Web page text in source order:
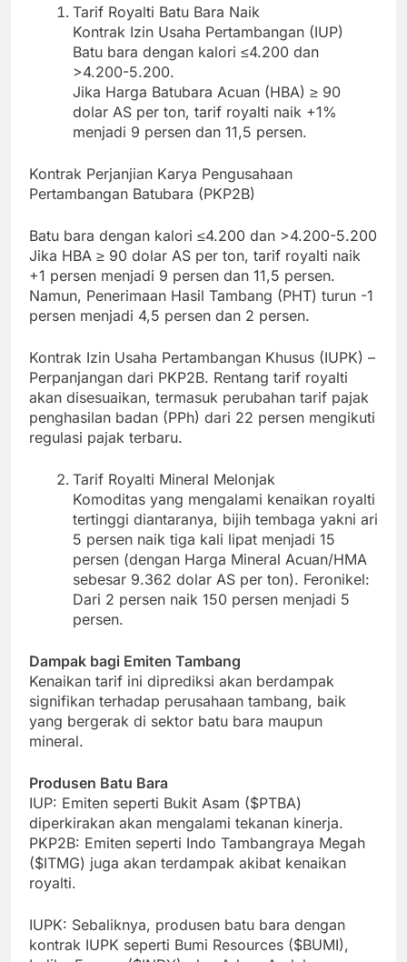
Tarif Royalti Batu Bara Naik
Kontrak Izin Usaha Pertambangan (IUP)
Batu bara dengan kalori ≤4.200 dan
>4.200-5.200.
Jika Harga Batubara Acuan (HBA) ≥ 90
dolar AS per ton, tarif royalti naik +1%
menjadi 9 persen dan 11,5 persen.
Kontrak Perjanjian Karya Pengusahaan
Pertambangan Batubara (PKP2B)
Batu bara dengan kalori ≤4.200 dan >4.200-5.200
Jika HBA ≥ 90 dolar AS per ton, tarif royalti naik
+1 persen menjadi 9 persen dan 11,5 persen.
Namun, Penerimaan Hasil Tambang (PHT) turun -1
persen menjadi 4,5 persen dan 2 persen.
Kontrak Izin Usaha Pertambangan Khusus (IUPK) –
Perpanjangan dari PKP2B. Rentang tarif royalti
akan disesuaikan, termasuk perubahan tarif pajak
penghasilan badan (PPh) dari 22 persen mengikuti
regulasi pajak terbaru.
Tarif Royalti Mineral Melonjak
Komoditas yang mengalami kenaikan royalti
tertinggi diantaranya, bijih tembaga yakni ari
5 persen naik tiga kali lipat menjadi 15
persen (dengan Harga Mineral Acuan/HMA
sebesar 9.362 dolar AS per ton). Feronikel:
Dari 2 persen naik 150 persen menjadi 5
persen.
Dampak bagi Emiten Tambang
Kenaikan tarif ini diprediksi akan berdampak
signifikan terhadap perusahaan tambang, baik
yang bergerak di sektor batu bara maupun
mineral.
Produsen Batu Bara
IUP: Emiten seperti Bukit Asam ($PTBA)
diperkirakan akan mengalami tekanan kinerja.
PKP2B: Emiten seperti Indo Tambangraya Megah
($ITMG) juga akan terdampak akibat kenaikan
royalti.
IUPK: Sebaliknya, produsen batu bara dengan
kontrak IUPK seperti Bumi Resources ($BUMI),